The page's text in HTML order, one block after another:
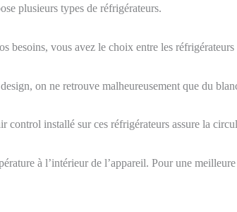
plusieurs types de réfrigérateurs.
besoins, vous avez le choix entre les
on ne retrouve malheureusement que du
control installé sur ces réfrigérateurs assure la
à l’intérieur de l’appareil. Pour une